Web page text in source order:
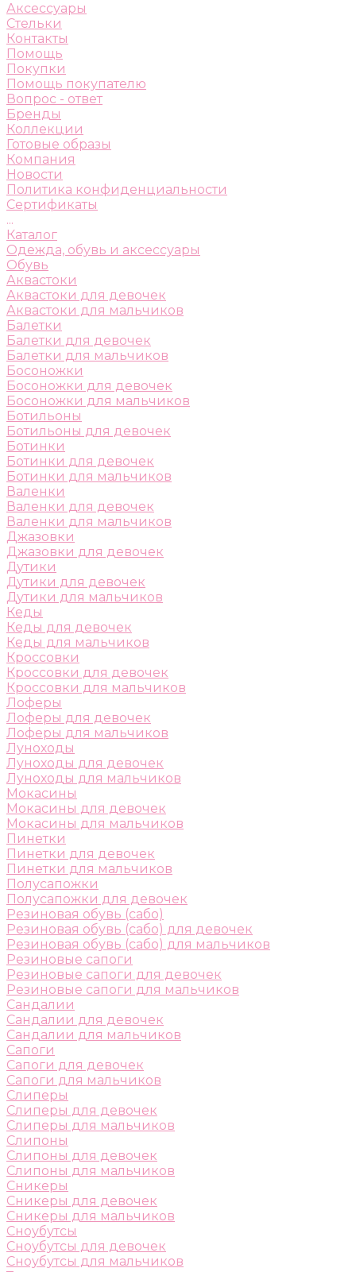
Аксессуары
Стельки
Контакты
Помощь
Покупки
Помощь покупателю
Вопрос - ответ
Бренды
Коллекции
Готовые образы
Компания
Новости
Политика конфиденциальности
Сертификаты
...
Каталог
Одежда, обувь и аксессуары
Обувь
Аквастоки
Аквастоки для девочек
Аквастоки для мальчиков
Балетки
Балетки для девочек
Балетки для мальчиков
Босоножки
Босоножки для девочек
Босоножки для мальчиков
Ботильоны
Ботильоны для девочек
Ботинки
Ботинки для девочек
Ботинки для мальчиков
Валенки
Валенки для девочек
Валенки для мальчиков
Джазовки
Джазовки для девочек
Дутики
Дутики для девочек
Дутики для мальчиков
Кеды
Кеды для девочек
Кеды для мальчиков
Кроссовки
Кроссовки для девочек
Кроссовки для мальчиков
Лоферы
Лоферы для девочек
Лоферы для мальчиков
Луноходы
Луноходы для девочек
Луноходы для мальчиков
Мокасины
Мокасины для девочек
Мокасины для мальчиков
Пинетки
Пинетки для девочек
Пинетки для мальчиков
Полусапожки
Полусапожки для девочек
Резиновая обувь (сабо)
Резиновая обувь (сабо) для девочек
Резиновая обувь (сабо) для мальчиков
Резиновые сапоги
Резиновые сапоги для девочек
Резиновые сапоги для мальчиков
Сандалии
Сандалии для девочек
Сандалии для мальчиков
Сапоги
Сапоги для девочек
Сапоги для мальчиков
Слиперы
Слиперы для девочек
Слиперы для мальчиков
Слипоны
Слипоны для девочек
Слипоны для мальчиков
Сникеры
Сникеры для девочек
Сникеры для мальчиков
Сноубутсы
Сноубутсы для девочек
Сноубутсы для мальчиков